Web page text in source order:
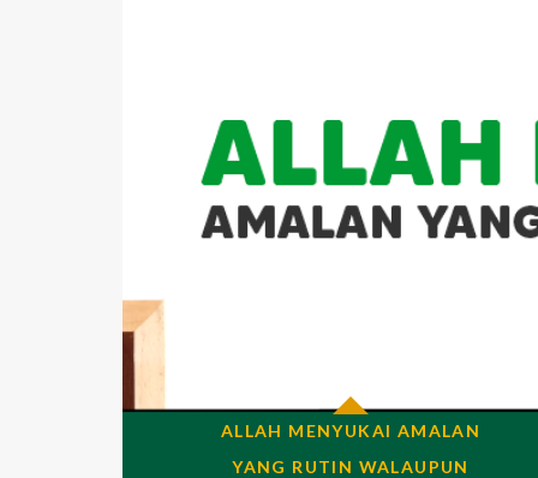
ALLAH MENYUKAI AMALAN
YANG RUTIN WALAUPUN